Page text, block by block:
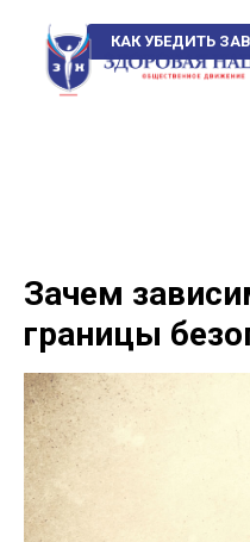
КАК УБЕДИТЬ
Зачем
границы